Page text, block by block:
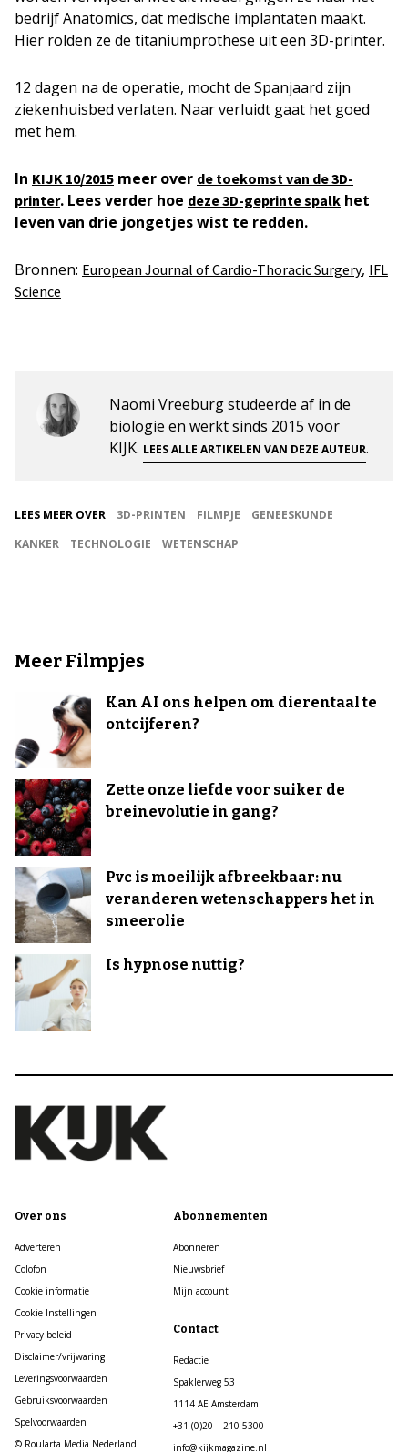
bedrijf Anatomics, dat medische implantaten maakt.
Hier rolden ze de titaniumprothese uit een 3D-printer.
12 dagen na de operatie, mocht de Spanjaard zijn
ziekenhuisbed verlaten. Naar verluidt gaat het goed
met hem.
In KIJK 10/2015 meer over de toekomst van de 3D-
printer. Lees verder hoe deze 3D-geprinte spalk het
leven van drie jongetjes wist te redden.
Bronnen: European Journal of Cardio-Thoracic Surgery, IFL
Science
Naomi Vreeburg studeerde af in de
biologie en werkt sinds 2015 voor
KIJK. LEES ALLE ARTIKELEN VAN DEZE AUTEUR.
LEES MEER OVER 3D-PRINTEN FILMPJE
GENEESKUNDE
KANKER
TECHNOLOGIE WETENSCHAP
Meer Filmpjes
Kan AI ons helpen om dierentaal te
ontcijferen?
Zette onze liefde voor suiker de
breinevolutie in gang?
Pvc is moeilijk afbreekbaar: nu
veranderen wetenschappers het in
smeerolie
Is hypnose nuttig?
Over ons
Adverteren
Colofon
Cookie informatie
Cookie Instellingen
Privacy beleid
Disclaimer/vrijwaring
Leveringsvoorwaarden
Gebruiksvoorwaarden
Spelvoorwaarden
© Roularta Media Nederland
Abonnementen
Abonneren
Nieuwsbrief
Mijn account
Contact
Redactie
Spaklerweg 53
1114 AE Amsterdam
+31 (0)20 – 210 5300
info@kijkmagazine.nl